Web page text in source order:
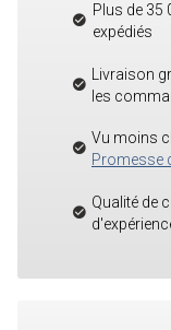
Plus de 35
expédiés
Livraison
les
Vu moins
Promesse
Qualité de